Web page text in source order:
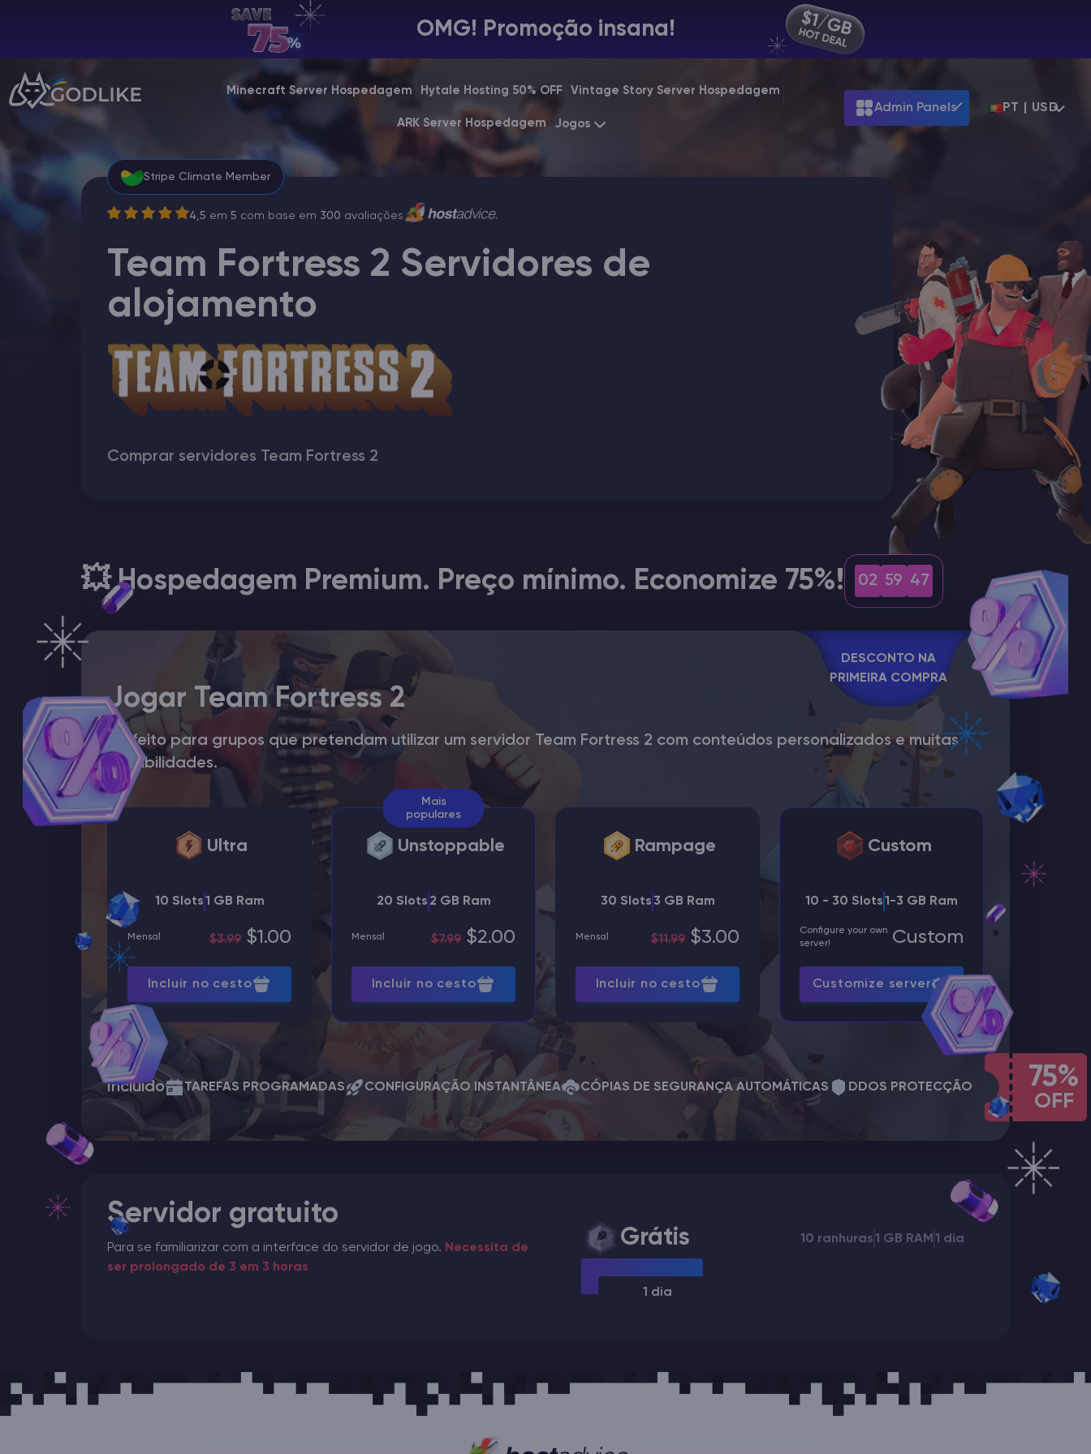
OMG! Promoção insana!
Minecraft Server Hospedagem Hytale Hosting 50% OFF Vintage Story Server Hospedagem
ARK Server Hospedagem Jogos
Admin Panels PT | USD
Billing Panel
Manage your servers & payments
Manage game server
VPS Panel
Affiliate panel
Manage affiliates
Minecraft Server Hospedagem
Stripe Climate Member
4,5 em 5 com base em 300 avaliações
Team Fortress 2 Servidores de
alojamento
Comprar servidores Team Fortress 2
💥 Hospedagem Premium. Preço mínimo. Economize 75%! 02 59 46
DESCONTO NA
PRIMEIRA COMPRA
75%
OFF
Jogar Team Fortress 2
Perfeito para grupos que pretendam utilizar um servidor Team Fortress 2 com conteúdos personalizados e muitas
possibilidades.
Ultra
10 Slots1 GB Ram
Mensal $3.99 $1.00
Incluir no cesto
Mais
populares
Unstoppable
20 Slots 2 GB Ram
Mensal $7.99 $2.00
Incluir no cesto
Rampage
30 Slots 3 GB Ram
Mensal $11.99 $3.00
Incluir no cesto
Custom
10 - 30 Slots1-3 GB Ram
Configure your own
server!
Custom
Customize server
Incluído TAREFAS PROGRAMADAS CONFIGURAÇÃO INSTANTÂNEA CÓPIAS DE SEGURANÇA AUTOMÁTICAS DDOS PROTECÇÃO
Servidor gratuito
Para se familiarizar com a interface do servidor de jogo. Necessita de
ser prolongado de 3 em 3 horas
Grátis 10 ranhuras1 GB RAM 1 dia
1 dia